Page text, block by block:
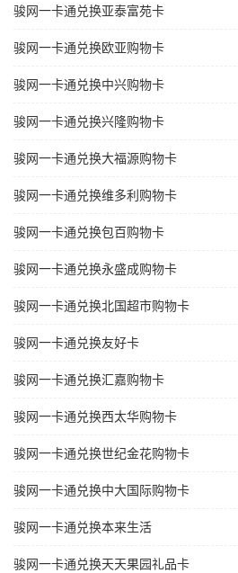
骏网一卡通兑换亚泰富苑卡
骏网一卡通兑换欧亚购物卡
骏网一卡通兑换中兴购物卡
骏网一卡通兑换兴隆购物卡
骏网一卡通兑换大福源购物卡
骏网一卡通兑换维多利购物卡
骏网一卡通兑换包百购物卡
骏网一卡通兑换永盛成购物卡
骏网一卡通兑换北国超市购物卡
骏网一卡通兑换友好卡
骏网一卡通兑换汇嘉购物卡
骏网一卡通兑换西太华购物卡
骏网一卡通兑换世纪金花购物卡
骏网一卡通兑换中大国际购物卡
骏网一卡通兑换本来生活
骏网一卡通兑换天天果园礼品卡